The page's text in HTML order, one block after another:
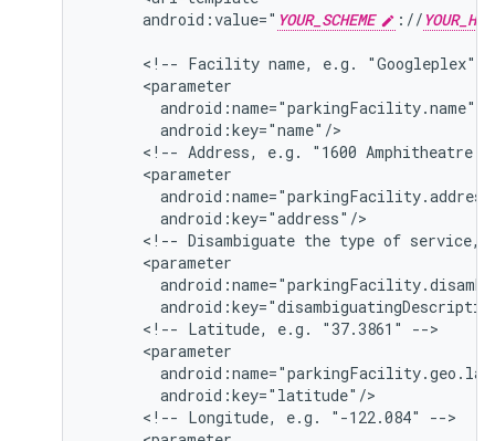
android:value=" YOUR_SCHEME ://
<!-- Facility name, e.g.
"Googleplex"
<!-- Address, e.g. "1600 Amphitheatre
<!-- Disambiguate the type of service,
<!-- Latitude, e.g. "37.3861"
<!-- Longitude, e.g. "-122.084"